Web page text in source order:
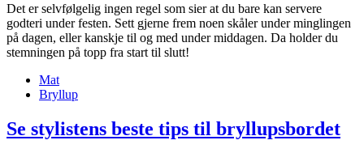
Det er selvfølgelig ingen regel som sier at du bare kan servere
godteri under festen. Sett gjerne frem noen skåler under minglingen
på dagen, eller kanskje til og med under middagen. Da holder du
stemningen på topp fra start til slutt!
Mat
Bryllup
Se stylistens beste tips til bryllupsbordet